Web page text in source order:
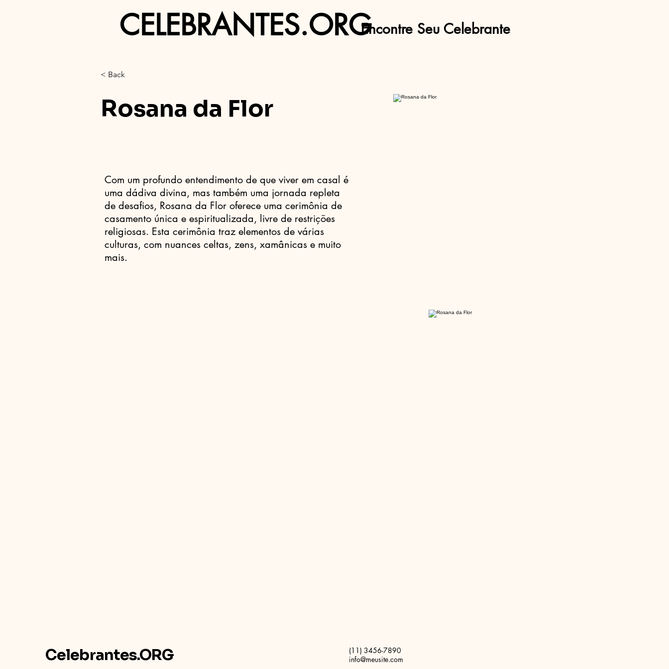
CELEBRANTES.ORGEncontre Seu Celebrante
< Back
Rosana da Flor
Com um profundo entendimento de que viver em casal é
uma dádiva divina, mas também uma jornada repleta
de desafios, Rosana da Flor oferece uma cerimônia de
casamento única e espiritualizada, livre de restrições
religiosas. Esta cerimônia traz elementos de várias
culturas, com nuances celtas, zens, xamânicas e muito
mais.
Celebrantes.ORG
(11) 3456-7890
info@meusite.com